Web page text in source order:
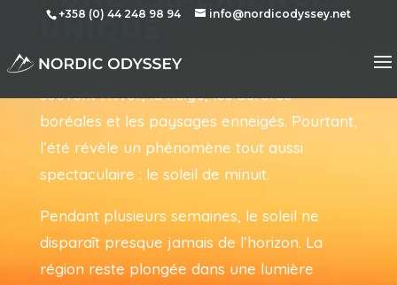
+358 (0) 44 248 98 94 info@nordicodyssey.net
UNIQUE
Quand on pense à la Laponie, on imagine
souvent l’hiver, la neige, les aurores
boréales et les paysages enneigés. Pourtant,
l’été révèle un phénomène tout aussi
spectaculaire : le soleil de minuit.
Pendant plusieurs semaines, le soleil ne
disparaît presque jamais de l’horizon. La
région reste plongée dans une lumière